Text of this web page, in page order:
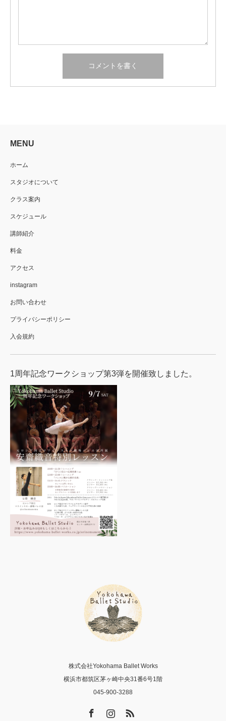
MENU
ホーム
スタジオについて
クラス案内
スケジュール
講師紹介
料金
アクセス
instagram
お問い合わせ
プライバシーポリシー
入会規約
1周年記念ワークショップ第3弾を開催致しました。
株式会社Yokohama Ballet Works
横浜市都筑区茅ヶ崎中央31番6号1階
045-900-3288